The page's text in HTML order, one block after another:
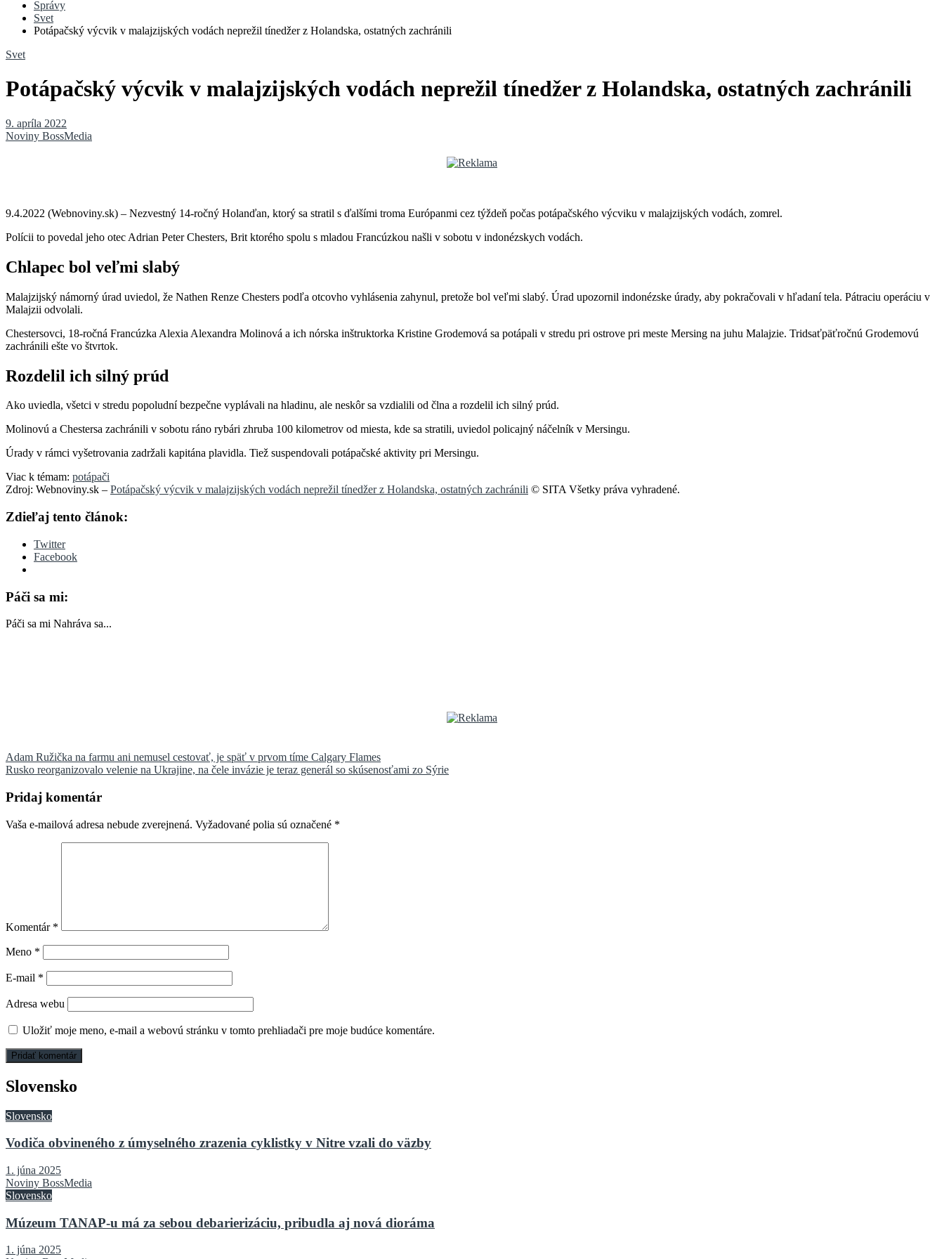
Správy
Svet
Potápačský výcvik v malajzijských vodách neprežil tínedžer z Holandska, ostatných zachránili
Svet
Potápačský výcvik v malajzijských vodách neprežil tínedžer z Holandska, ostatných zachránili
9. apríla 2022
Noviny BossMedia
9.4.2022 (Webnoviny.sk) – Nezvestný 14-ročný Holanďan, ktorý sa stratil s ďalšími troma Európanmi cez týždeň počas potápačského výcviku v malajzijských vodách, zomrel.
Polícii to povedal jeho otec Adrian Peter Chesters, Brit ktorého spolu s mladou Francúzkou našli v sobotu v indonézskych vodách.
Chlapec bol veľmi slabý
Malajzijský námorný úrad uviedol, že Nathen Renze Chesters podľa otcovho vyhlásenia zahynul, pretože bol veľmi slabý. Úrad upozornil indonézske úrady, aby pokračovali v hľadaní tela. Pátraciu operáciu v
Malajzii odvolali.
Chestersovci, 18-ročná Francúzka Alexia Alexandra Molinová a ich nórska inštruktorka Kristine Grodemová sa potápali v stredu pri ostrove pri meste Mersing na juhu Malajzie. Tridsaťpäťročnú Grodemovú
zachránili ešte vo štvrtok.
Rozdelil ich silný prúd
Ako uviedla, všetci v stredu popoludní bezpečne vyplávali na hladinu, ale neskôr sa vzdialili od člna a rozdelil ich silný prúd.
Molinovú a Chestersa zachránili v sobotu ráno rybári zhruba 100 kilometrov od miesta, kde sa stratili, uviedol policajný náčelník v Mersingu.
Úrady v rámci vyšetrovania zadržali kapitána plavidla. Tiež suspendovali potápačské aktivity pri Mersingu.
Viac k témam: potápači
Zdroj: Webnoviny.sk – Potápačský výcvik v malajzijských vodách neprežil tínedžer z Holandska, ostatných zachránili © SITA Všetky práva vyhradené.
Zdieľaj tento článok:
Twitter
Facebook
Páči sa mi:
Páči sa mi Nahráva sa...
Navigácia
v
článku
Adam Ružička na farmu ani nemusel cestovať, je späť v prvom tíme Calgary Flames
Rusko reorganizovalo velenie na Ukrajine, na čele invázie je teraz generál so skúsenosťami zo Sýrie
Pridaj komentár
Vaša e-mailová adresa nebude zverejnená. Vyžadované polia sú označené *
Komentár *
Meno *
E-mail *
Adresa webu
Uložiť moje meno, e-mail a webovú stránku v tomto prehliadači pre moje budúce komentáre.
Slovensko
Slovensko
Vodiča obvineného z úmyselného zrazenia cyklistky v Nitre vzali do väzby
1. júna 2025
Noviny BossMedia
Slovensko
Múzeum TANAP-u má za sebou debarierizáciu, pribudla aj nová dioráma
1. júna 2025